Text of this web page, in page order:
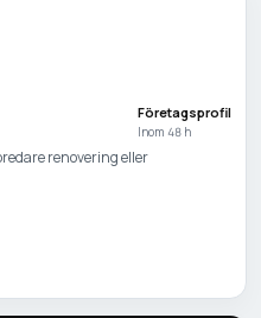
Företagsprofil
Inom 48 h
renovering eller